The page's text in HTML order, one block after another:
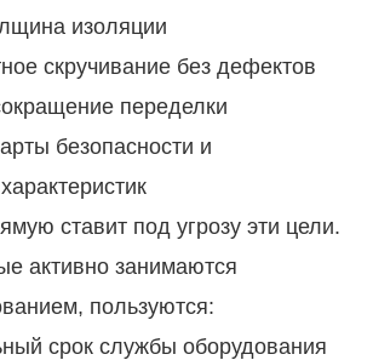
изоляции
скручивание без дефектов
переделки
безопасности и
ставит под угрозу эти цели.
активно занимаются
пользуются:
срок службы оборудования